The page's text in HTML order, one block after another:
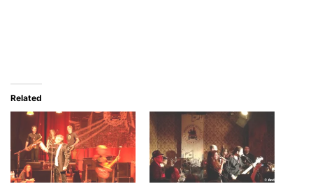
Related